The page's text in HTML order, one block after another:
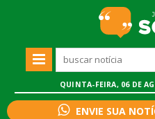
QUINTA-FEIRA, 06 DE
ENVIE SUA